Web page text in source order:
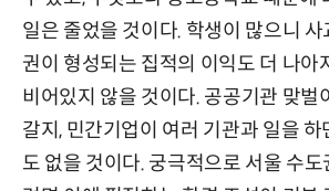
일은 줄었을 것이다. 학생이 많으니
권이 형성되는 집적의 이익도 더 나
비어있지 않을 것이다. 공공기관 맞벌
갈지, 민간기업이 여러 기관과 일을
도 없을 것이다. 궁극적으로 서울 수